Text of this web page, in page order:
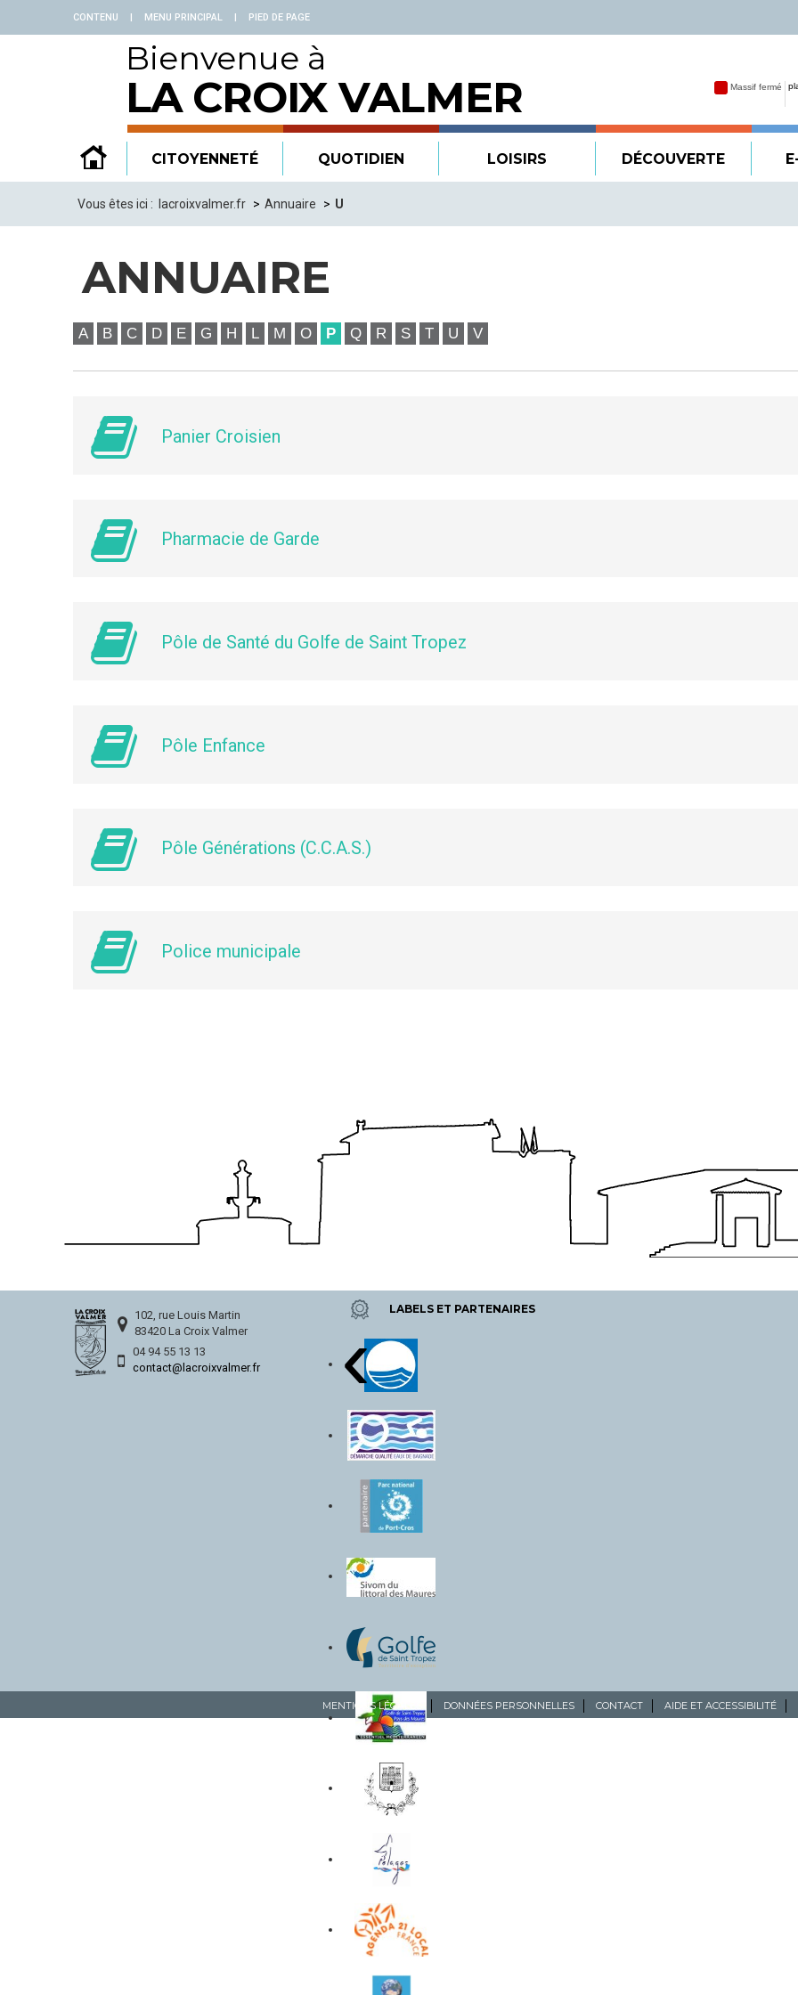
CONTENU | MENU PRINCIPAL | PIED DE PAGE
Bienvenue à
LA CROIX VALMER
CITOYENNETÉ QUOTIDIEN LOISIRS DÉCOUVERTE
Vous êtes ici : lacroixvalmer.fr Annuaire U
ANNUAIRE
A B C D E G H L M O P Q R S T U V
Panier Croisien
Pharmacie de Garde
Pôle de Santé du Golfe de Saint Tropez
Pôle Enfance
Pôle Générations (C.C.A.S.)
Police municipale
102, rue Louis Martin
83420 La Croix Valmer
04 94 55 13 13
contact@lacroixvalmer.fr
LABELS ET PARTENAIRES
‹
MENTIONS LÉGALES DONNÉES PERSONNELLES CONTACT AIDE ET ACCESSIBILITÉ